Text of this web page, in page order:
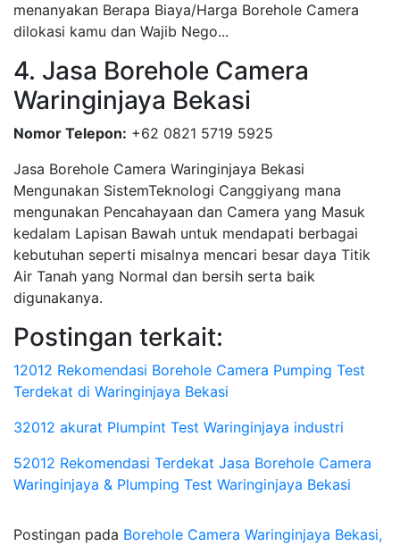
menanyakan Berapa Biaya/Harga Borehole Camera
dilokasi kamu dan Wajib Nego...
4. Jasa Borehole Camera
Waringinjaya Bekasi
Nomor Telepon: +62 0821 5719 5925
Jasa Borehole Camera Waringinjaya Bekasi
Mengunakan SistemTeknologi Canggiyang mana
mengunakan Pencahayaan dan Camera yang Masuk
kedalam Lapisan Bawah untuk mendapati berbagai
kebutuhan seperti misalnya mencari besar daya Titik
Air Tanah yang Normal dan bersih serta baik
digunakanya.
Postingan terkait:
12012 Rekomendasi Borehole Camera Pumping Test
Terdekat di Waringinjaya Bekasi
32012 akurat Plumpint Test Waringinjaya industri
52012 Rekomendasi Terdekat Jasa Borehole Camera
Waringinjaya & Plumping Test Waringinjaya Bekasi
Postingan pada Borehole Camera Waringinjaya Bekasi,